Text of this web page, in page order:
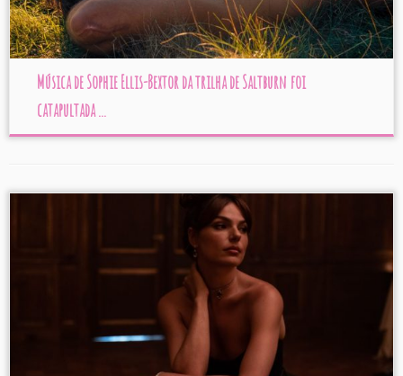
Música de Sophie Ellis-Bextor da trilha de Saltburn foi
catapultada ...